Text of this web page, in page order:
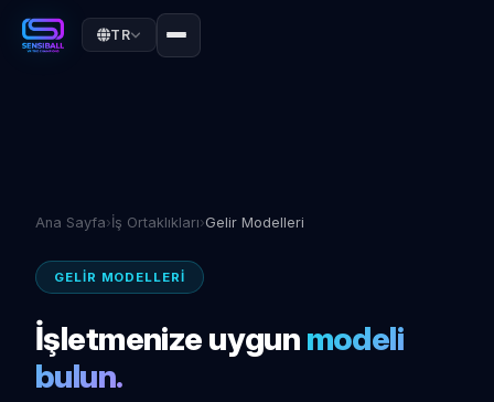
TR
Ana Sayfa›İş Ortaklıkları›Gelir Modelleri
GELIR MODELLERI
İşletmenize uygun modeli
bulun.